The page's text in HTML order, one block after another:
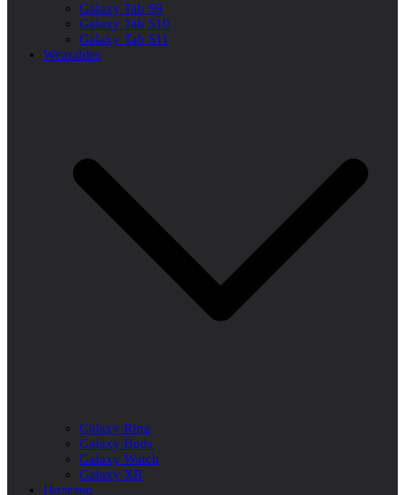
Galaxy Tab S9
Galaxy Tab S10
Galaxy Tab S11
Wearables
Galaxy Ring
Galaxy Buds
Galaxy Watch
Galaxy XR
Полезно